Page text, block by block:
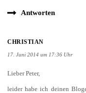
Antworten
CHRISTIAN
17. Juni 2014 um 17:36 Uhr
Lieber Peter,
leider habe ich deinen